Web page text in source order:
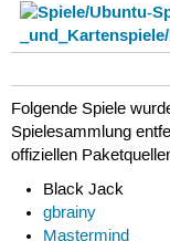
Folgende Spiele
Spielesammlung
offiziellen
Black Jack
gbrainy
Mastermind